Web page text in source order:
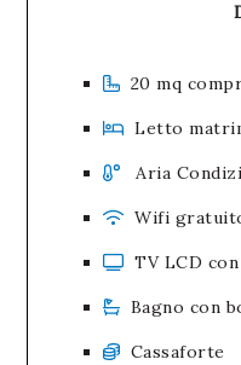
20 mq
Letto
Aria
Wifi
TV LCD
Bagno con
Cassaforte